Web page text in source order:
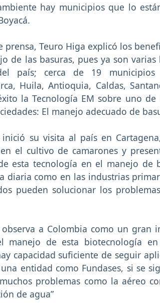
hay municipios que lo
prensa, Teuro Higa explicó los
de las basuras, pues ya son
país; cerca de 19
Huila, Antioquia, Caldas,
la Tecnología EM sobre uno de
El manejo adecuado de
inició su visita al país en
el cultivo de camarones y
esta tecnología en el manejo de
diaria como en las industrias
pueden solucionar los
observa a Colombia como un
manejo de esta biotecnología
capacidad suficiente de seguir
entidad como Fundases, si se
problemas como la aéreo
de agua”